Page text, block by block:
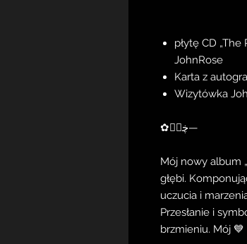
płytę CD
JohnRose
Karta z
Wizytówka
✿ڿڰۣ—
Mój nowy album
głębi.
uczucia i
Przesłanie i
brzmieniu. Mój